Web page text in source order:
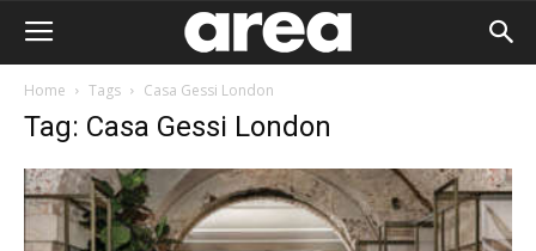
Home Tags Casa Gessi London
Tag: Casa Gessi London